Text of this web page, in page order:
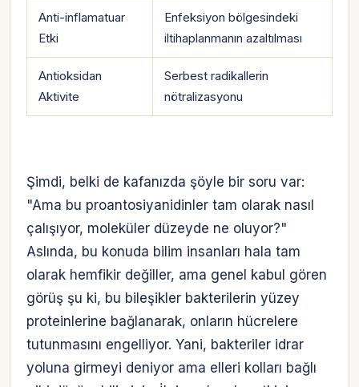
Anti-inflamatuar
Etki
Enfeksiyon bölgesindeki
iltihaplanmanın azaltılması
Antioksidan
Aktivite
Serbest radikallerin
nötralizasyonu
Şimdi, belki de kafanızda şöyle bir soru var:
"Ama bu proantosiyanidinler tam olarak nasıl
çalışıyor, moleküler düzeyde ne oluyor?"
Aslında, bu konuda bilim insanları hala tam
olarak hemfikir değiller, ama genel kabul gören
görüş şu ki, bu bileşikler bakterilerin yüzey
proteinlerine bağlanarak, onların hücrelere
tutunmasını engelliyor. Yani, bakteriler idrar
yoluna girmeyi deniyor ama elleri kolları bağlı